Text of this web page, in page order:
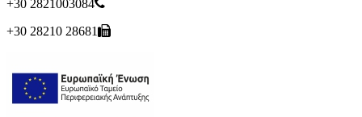
+30 2821003084
+30 28210 28681